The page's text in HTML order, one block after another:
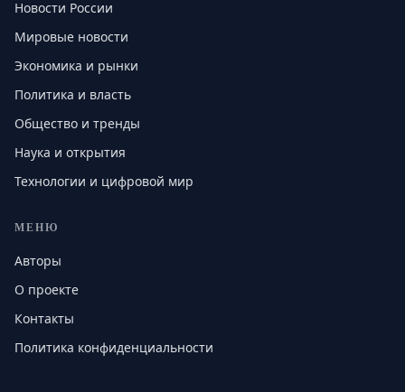
Новости России
Мировые новости
Экономика и рынки
Политика и власть
Общество и тренды
Наука и открытия
Технологии и цифровой мир
МЕНЮ
Авторы
О проекте
Контакты
Политика конфиденциальности